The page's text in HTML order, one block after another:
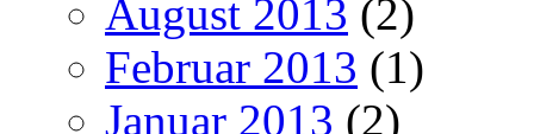
August 2013 (2)
Februar 2013 (1)
Januar 2013 (2)